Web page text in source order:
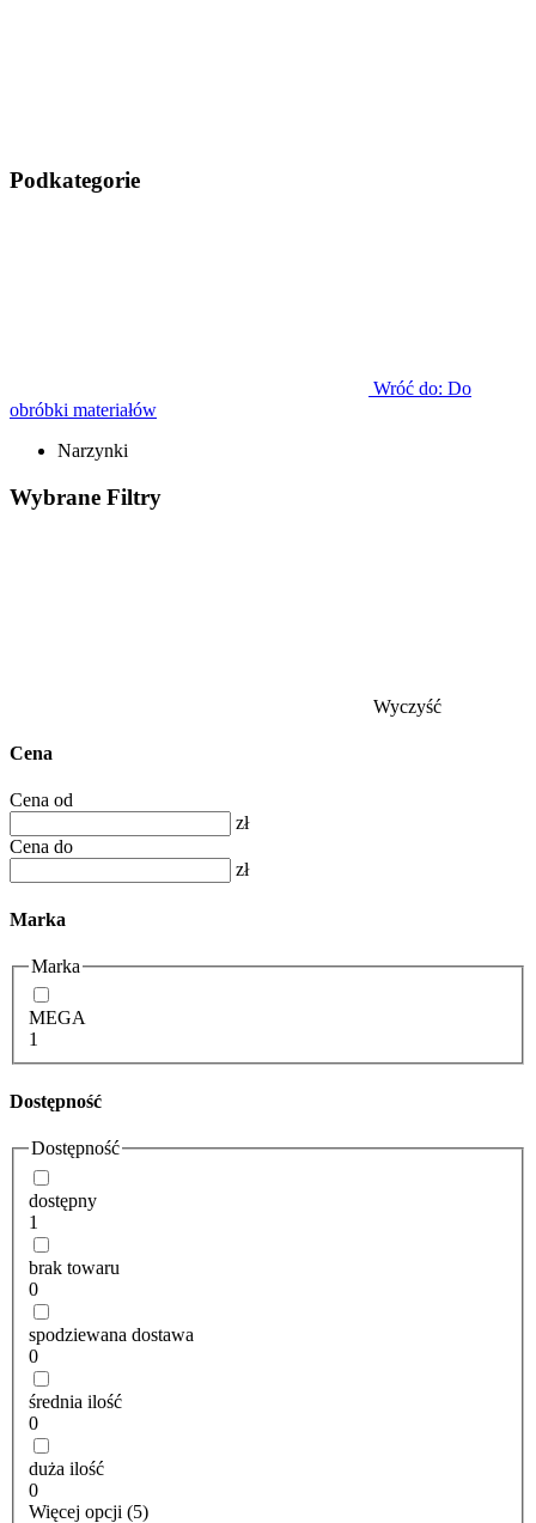
Podkategorie
Wróć do: Do
obróbki materiałów
Narzynki
Wybrane Filtry
Wyczyść
Cena
Cena od
zł
Cena do
zł
Marka
Marka
MEGA
1
Dostępność
Dostępność
dostępny
1
brak towaru
0
spodziewana dostawa
0
średnia ilość
0
duża ilość
0
Więcej opcji (5)